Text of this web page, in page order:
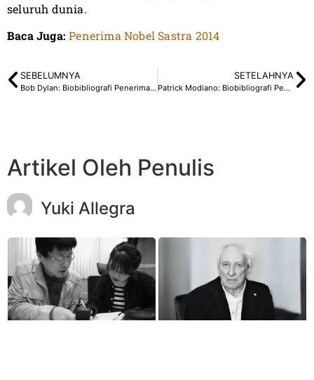
seluruh dunia.
Baca Juga: Penerima Nobel Sastra 2014
SEBELUMNYA
Bob Dylan: Biobibliografi Penerima Nobel Sastra 2016
SETELAHNYA
Patrick Modiano: Biobibliografi Penerima Nobel Sastra 2014
Artikel Oleh Penulis
Yuki Allegra